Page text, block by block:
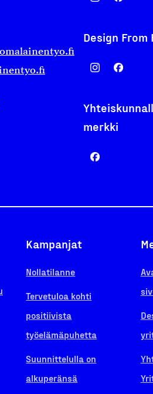
Design From
merkki
Kampanjat
Nollatilanne
Tervetuloa kohti
positiivista
työelämäpuhetta
Suunnittelulla on
alkuperänsä